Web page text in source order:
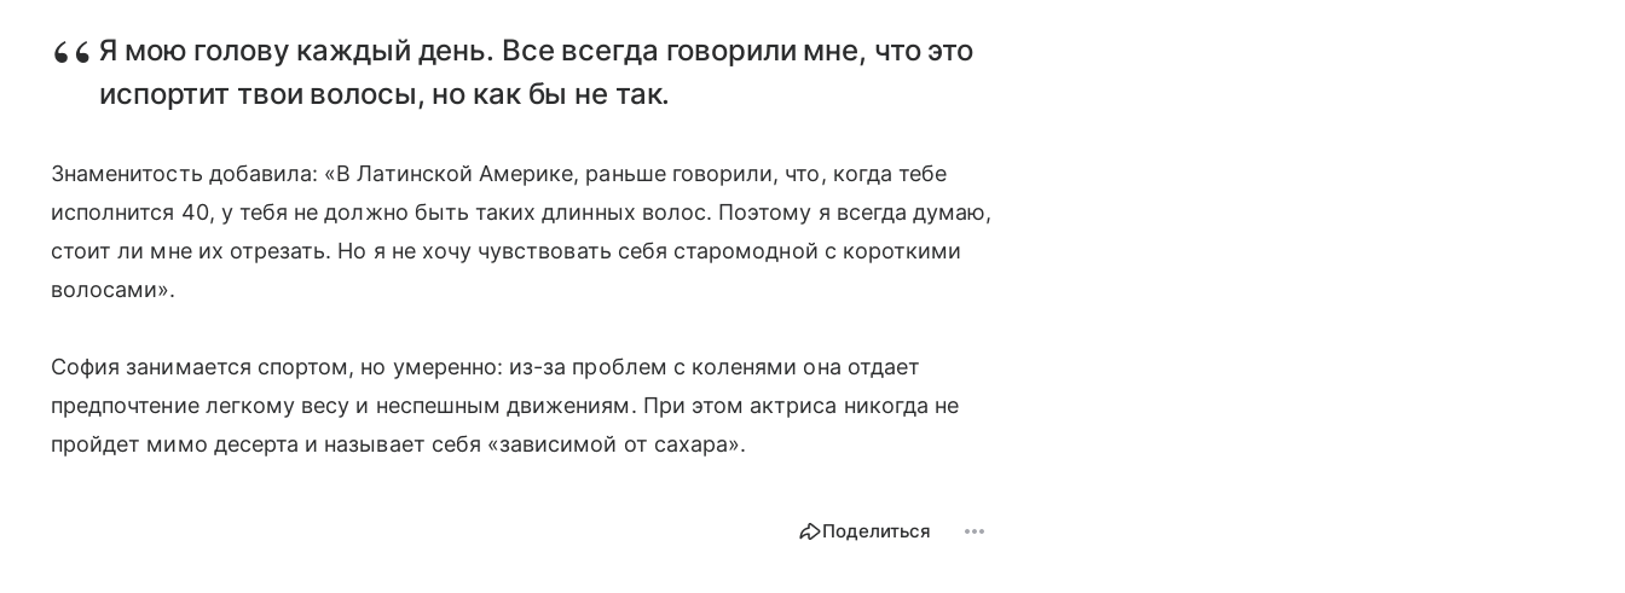
Я мою голову каждый день. Все всегда говорили мне, что это
испортит твои волосы, но как бы не так.
Знаменитость добавила: «В Латинской Америке, раньше говорили, что, когда тебе
исполнится 40, у тебя не должно быть таких длинных волос. Поэтому я всегда думаю,
стоит ли мне их отрезать. Но я не хочу чувствовать себя старомодной с короткими
волосами».
София занимается спортом, но умеренно: из-за проблем с коленями она отдает
предпочтение легкому весу и неспешным движениям. При этом актриса никогда не
пройдет мимо десерта и называет себя «зависимой от сахара».
Поделиться